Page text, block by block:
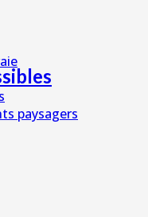
paysagers